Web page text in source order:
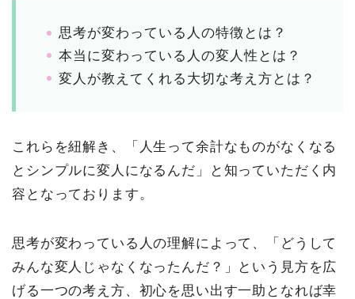
思考が変わっている人の特徴とは？
本当に変わっている人の変人性とは？
変人が教えてくれる大切な考え方とは？
これらを紐解き、「人生って余計なものがなくなる
とシンプルに変人になるんだ」と知っていただく内
容となっております。
思考が変わっている人の理解によって、「どうして
みんな変人じゃなくなったんだ？」という見方を広
げる一つの考え方、初心を思い出す一助となれば幸